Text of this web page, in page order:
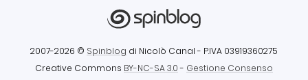
2007-2026 © Spinblog di Nicolò Canal - P.IVA 03919360275
Creative Commons BY-NC-SA 3.0- Gestione Consenso